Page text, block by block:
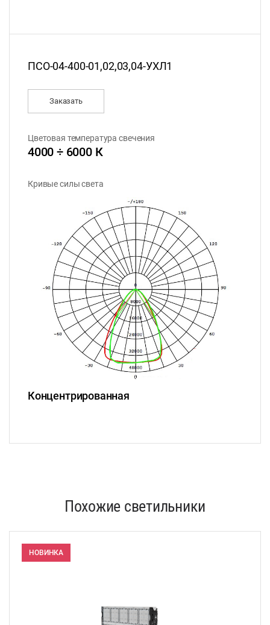
ПСО-04-400-01,02,03,04-УХЛ1
Заказать
Цветовая температура свечения
4000 ÷ 6000 К
Кривые силы света
Концентрированная
Похожие светильники
НОВИНКА